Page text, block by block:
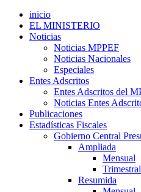
inicio
EL MINISTERIO
Noticias
Noticias MPPEF
Noticias Nacionales
Especiales
Entes Adscritos
Entes Adscritos del
Noticias Entes
Publicaciones
Estadísticas Fiscales
Gobierno Central
Ampliada
Mensual
Trimestral
Resumida